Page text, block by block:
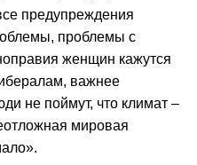
предупреждения
проблемы с
женщин кажутся
важнее
не поймут, что климат –
мировая